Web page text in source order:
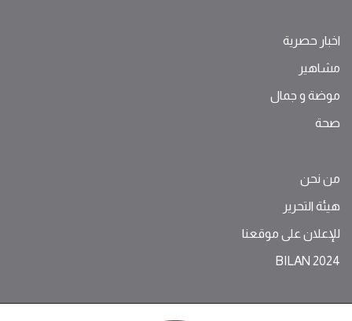
اخبار حصرية
مشاهير
موضة ‫و‬ ‫‬‫جمال‬
صحة
من نحن
هيئة التحرير
للإعلان على موقعنا
BILAN 2024